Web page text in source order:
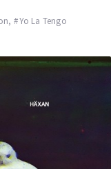
, Yo La Tengo